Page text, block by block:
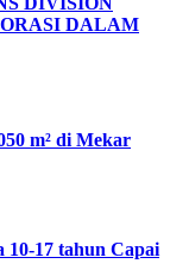
DALAM
m² di Mekar
10-17 tahun Capai